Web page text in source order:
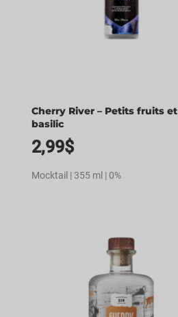
Cherry River – Petits fruits et
basilic
2,99$
Mocktail | 355 ml | 0%